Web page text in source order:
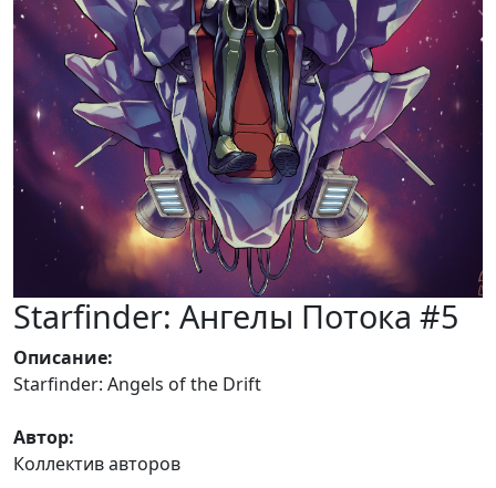
Starfinder: Ангелы Потока #5
Описание:
Starfinder: Angels of the Drift
Автор:
Коллектив авторов